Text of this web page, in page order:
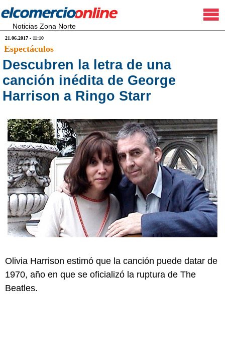
Noticias Zona Norte
21.06.2017 - 11:10
Espectáculos
Descubren la letra de una
canción inédita de George
Harrison a Ringo Starr
Olivia Harrison estimó que la canción puede datar de
1970, año en que se oficializó la ruptura de The
Beatles.